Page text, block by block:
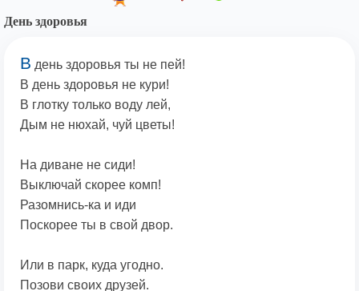
День здоровья
В день здоровья ты не пей!
В день здоровья не кури!
В глотку только воду лей,
Дым не нюхай, чуй цветы!
На диване не сиди!
Выключай скорее комп!
Разомнись-ка и иди
Поскорее ты в свой двор.
Или в парк, куда угодно.
Позови своих друзей.